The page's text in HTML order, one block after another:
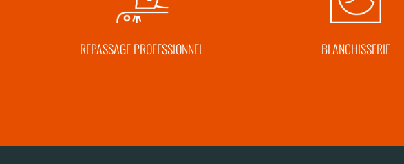
REPASSAGE PROFESSIONNEL BLANCHISSERIE